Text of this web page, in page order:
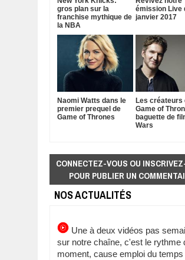
gros plan sur la
franchise mythique de
la NBA
émission Live
janvier 2017
Naomi Watts dans le
premier prequel de
Game of Thrones
Les créateurs
Game of
baguette de
Wars
CONNECTEZ-VOUS OU
POUR PUBLIER UN
NOS ACTUALITÉS
Une à deux vidéos pas
sur notre chaîne, c'est le rythme
moment, cause emploi du temps